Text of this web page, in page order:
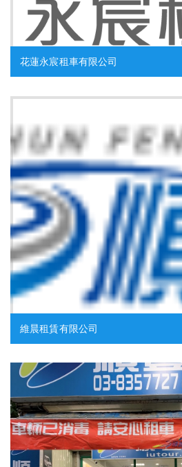
花蓮永宸租車有限公司
維晨租賃有限公司